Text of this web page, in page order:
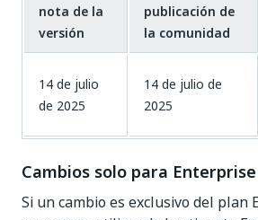
nota de la
versión
publicación de
la comunidad
14 de julio
de 2025
14 de julio de
2025
Cambios solo para Enterprise
Si un cambio es exclusivo del plan